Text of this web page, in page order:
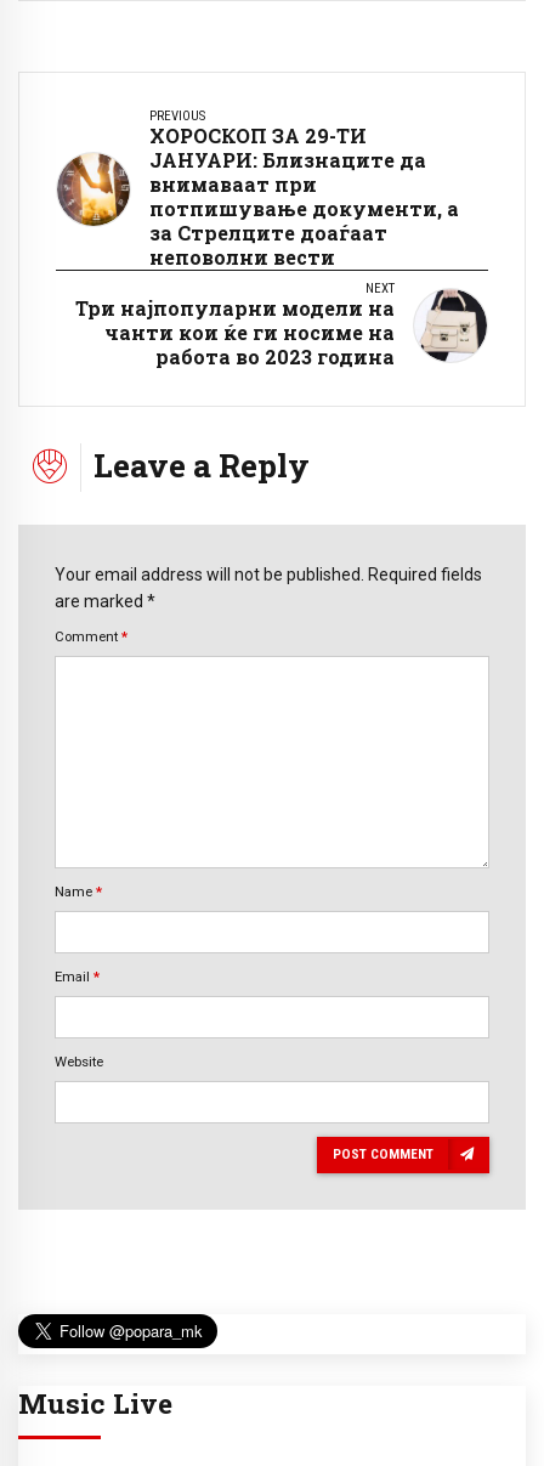
PREVIOUS
ХОРОСКОП ЗА 29-ТИ
ЈАНУАРИ: Близнаците да
внимаваат при
потпишување документи, а
за Стрелците доаѓаат
неповолни вести
NEXT
Три најпопуларни модели на
чанти кои ќе ги носиме на
работа во 2023 година
Leave a Reply
Your email address will not be published. Required fields
are marked *
Comment *
Name *
Email *
Website
POST COMMENT
Music Live